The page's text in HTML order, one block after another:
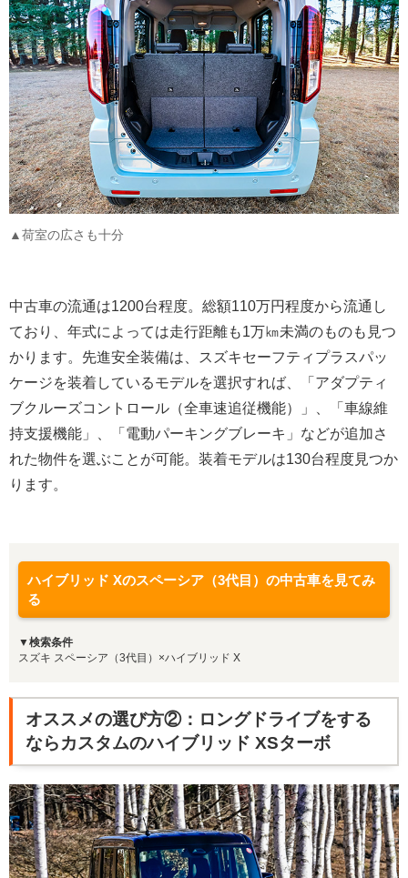
▲荷室の広さも十分
中古車の流通は1200台程度。総額110万円程度から流通し
ており、年式によっては走行距離も1万㎞未満のものも見つ
かります。先進安全装備は、スズキセーフティプラスパッ
ケージを装着しているモデルを選択すれば、「アダプティ
ブクルーズコントロール（全車速追従機能）」、「車線維
持支援機能」、「電動パーキングブレーキ」などが追加さ
れた物件を選ぶことが可能。装着モデルは130台程度見つか
ります。
ハイブリッド Xのスペーシア（3代目）の中古車を見てみ
る
▼検索条件
スズキ スペーシア（3代目）×ハイブリッド X
オススメの選び方②：ロングドライブをする
ならカスタムのハイブリッド XSターボ